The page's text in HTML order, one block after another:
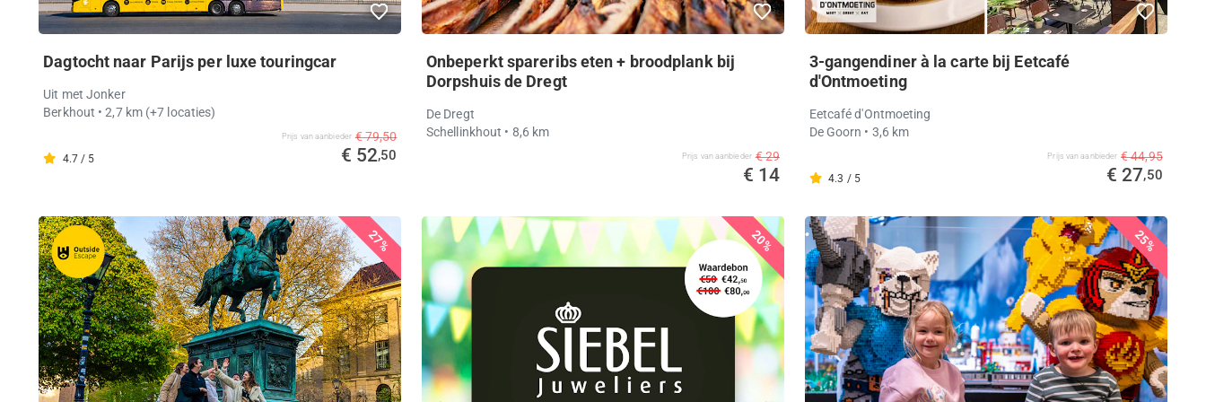
Dagtocht naar Parijs per luxe touringcar
Uit met Jonker
Berkhout • 2,7 km(+7 locaties)
4.7 / 5
Prijs van aanbieder € 79,50
€ 52,50
Onbeperkt spareribs eten + broodplank bij
Dorpshuis de Dregt
De Dregt
Schellinkhout • 8,6 km
Prijs van aanbieder € 29
€ 14
3-gangendiner à la carte bij Eetcafé
d'Ontmoeting
Eetcafé d'Ontmoeting
De Goorn • 3,6 km
4.3 / 5
Prijs van aanbieder € 44,95
€ 27,50
27% 20% 25%